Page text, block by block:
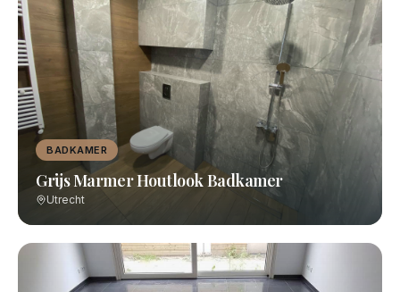
BADKAMER
Grijs Marmer Houtlook Badkamer
Utrecht